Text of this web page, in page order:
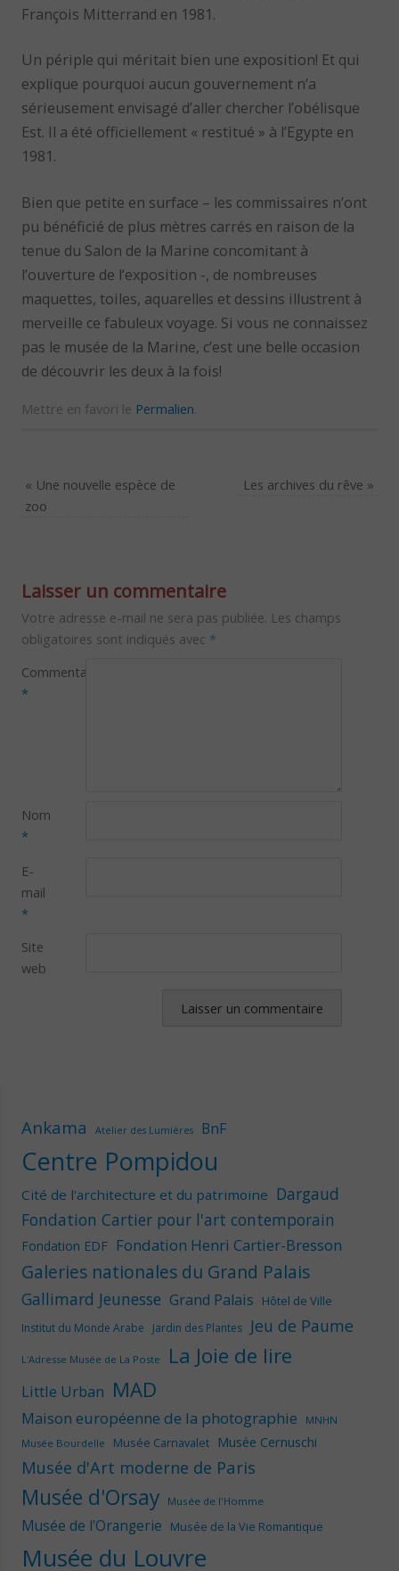
François Mitterrand en 1981.
Un périple qui méritait bien une exposition! Et qui
explique pourquoi aucun gouvernement n’a
sérieusement envisagé d’aller chercher l’obélisque
Est. Il a été officiellement « restitué » à l’Egypte en
1981.
Bien que petite en surface – les commissaires n’ont
pu bénéficié de plus mètres carrés en raison de la
tenue du Salon de la Marine concomitant à
l’ouverture de l’exposition -, de nombreuses
maquettes, toiles, aquarelles et dessins illustrent à
merveille ce fabuleux voyage. Si vous ne connaissez
pas le musée de la Marine, c’est une belle occasion
de découvrir les deux à la fois!
Mettre en favori le Permalien
« Une nouvelle espèce de
zoo
Les archives du rêve »
Laisser un commentaire
Votre adresse e-mail ne sera pas publiée. Les champs
obligatoires sont indiqués avec *
Commentaire
*
Nom
*
E-
mail
*
Site
web
Ankama Atelier des Lumières BnF
Centre Pompidou
Cité de l'architecture et du patrimoine Dargaud
Fondation Cartier pour l'art contemporain
Fondation EDF Fondation Henri Cartier-Bresson
Galeries nationales du Grand Palais
Gallimard Jeunesse Grand Palais Hôtel de Ville
Institut du Monde Arabe Jardin des Plantes Jeu de Paume
L'Adresse Musée de La Poste La Joie de lire
Little Urban MAD
Maison européenne de la photographie
MNHN
Musée Bourdelle
Musée Carnavalet Musée Cernuschi
Musée d'Art moderne de Paris
Musée d'Orsay Musée de l'Homme
Musée de l'Orangerie Musée de la Vie Romantique
Musée du Louvre